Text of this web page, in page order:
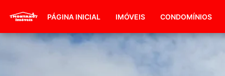
PÁGINA INICIAL IMÓVEIS CONDOMÍNIOS